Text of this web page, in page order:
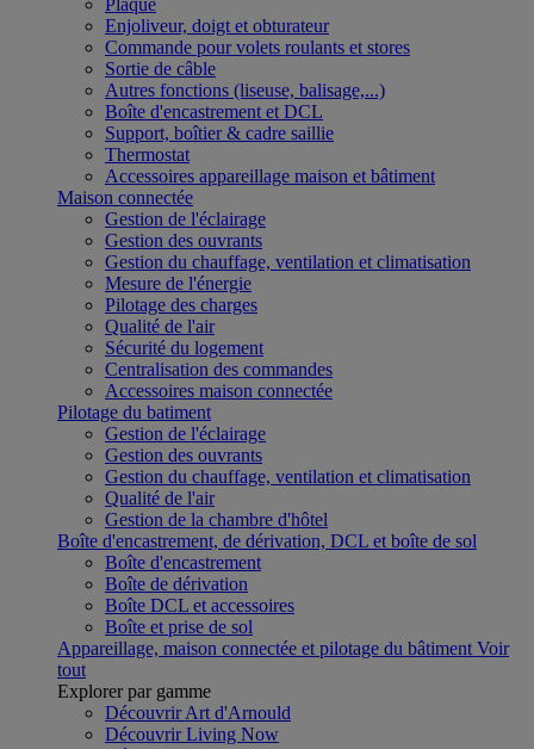
Plaque
Enjoliveur, doigt et obturateur
Commande pour volets roulants et stores
Sortie de câble
Autres fonctions (liseuse, balisage,...)
Boîte d'encastrement et DCL
Support, boîtier & cadre saillie
Thermostat
Accessoires appareillage maison et bâtiment
Maison connectée
Gestion de l'éclairage
Gestion des ouvrants
Gestion du chauffage, ventilation et climatisation
Mesure de l'énergie
Pilotage des charges
Qualité de l'air
Sécurité du logement
Centralisation des commandes
Accessoires maison connectée
Pilotage du batiment
Gestion de l'éclairage
Gestion des ouvrants
Gestion du chauffage, ventilation et climatisation
Qualité de l'air
Gestion de la chambre d'hôtel
Boîte d'encastrement, de dérivation, DCL et boîte de sol
Boîte d'encastrement
Boîte de dérivation
Boîte DCL et accessoires
Boîte et prise de sol
Appareillage, maison connectée et pilotage du bâtiment Voir
tout
Explorer par gamme
Découvrir Art d'Arnould
Découvrir Living Now